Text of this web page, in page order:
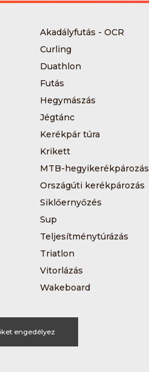
Akadályfutás - OCR
Curling
Duathlon
Futás
Hegymászás
Jégtánc
Kerékpár túra
Krikett
MTB-hegyikerékpározás
Országúti kerékpározás
Siklőernyőzés
Sup
Teljesítménytúrázás
Triatlon
Vitorlázás
Wakeboard
engedélyez